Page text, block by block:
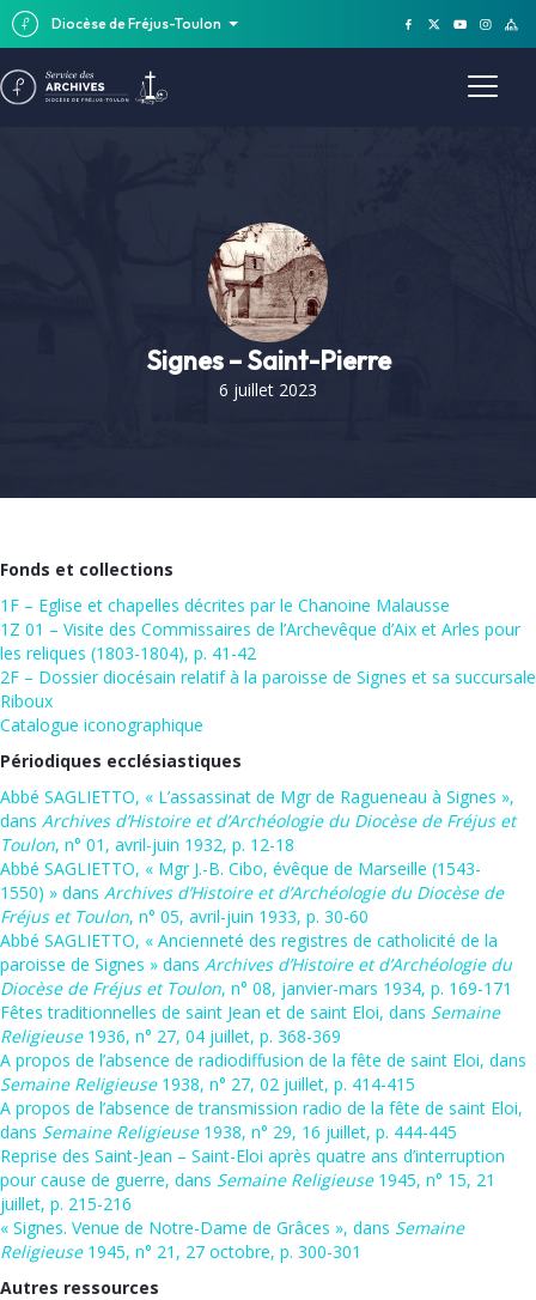
Diocèse de Fréjus-Toulon
Signes – Saint-Pierre
6 juillet 2023
Fonds et collections
1F – Eglise et chapelles décrites par le Chanoine Malausse
1Z 01 – Visite des Commissaires de l’Archevêque d’Aix et Arles pour
les reliques (1803-1804), p. 41-42
2F – Dossier diocésain relatif à la paroisse de Signes et sa succursale
Riboux
Catalogue iconographique
Périodiques ecclésiastiques
Abbé SAGLIETTO, « L’assassinat de Mgr de Ragueneau à Signes »,
dans Archives d’Histoire et d’Archéologie du Diocèse de Fréjus et
Toulon, n° 01, avril-juin 1932, p. 12-18
Abbé SAGLIETTO, « Mgr J.-B. Cibo, évêque de Marseille (1543-
1550) » dans Archives d’Histoire et d’Archéologie du Diocèse de
Fréjus et Toulon, n° 05, avril-juin 1933, p. 30-60
Abbé SAGLIETTO, « Ancienneté des registres de catholicité de la
paroisse de Signes » dans Archives d’Histoire et d’Archéologie du
Diocèse de Fréjus et Toulon, n° 08, janvier-mars 1934, p. 169-171
Fêtes traditionnelles de saint Jean et de saint Eloi, dans Semaine
Religieuse1936, n° 27, 04 juillet, p. 368-369
A propos de l’absence de radiodiffusion de la fête de saint Eloi, dans
Semaine Religieuse1938, n° 27, 02 juillet, p. 414-415
A propos de l’absence de transmission radio de la fête de saint Eloi,
dans Semaine Religieuse1938, n° 29, 16 juillet, p. 444-445
Reprise des Saint-Jean – Saint-Eloi après quatre ans d’interruption
pour cause de guerre, dans Semaine Religieuse1945, n° 15, 21
juillet, p. 215-216
« Signes. Venue de Notre-Dame de Grâces », dans Semaine
Religieuse1945, n° 21, 27 octobre, p. 300-301
Autres ressources